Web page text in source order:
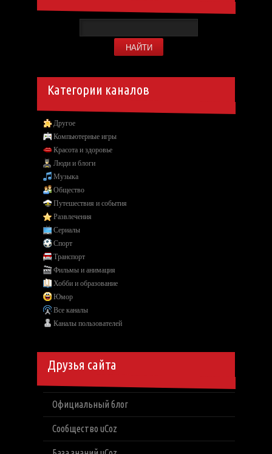
Категории каналов
Другое
Компьютерные игры
Красота и здоровье
Люди и блоги
Музыка
Общество
Путешествия и события
Развлечения
Сериалы
Спорт
Транспорт
Фильмы и анимация
Хобби и образование
Юмор
Все каналы
Каналы пользователей
Друзья сайта
Официальный блог
Сообщество uCoz